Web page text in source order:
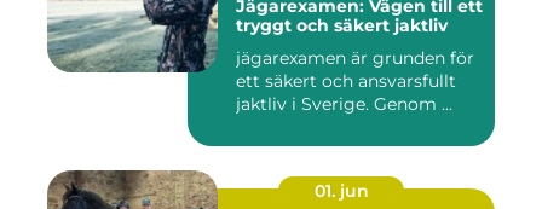
Jägarexamen: Vägen till ett
tryggt och säkert jaktliv
jägarexamen är grunden för
ett säkert och ansvarsfullt
jaktliv i Sverige. Genom ...
01. jun